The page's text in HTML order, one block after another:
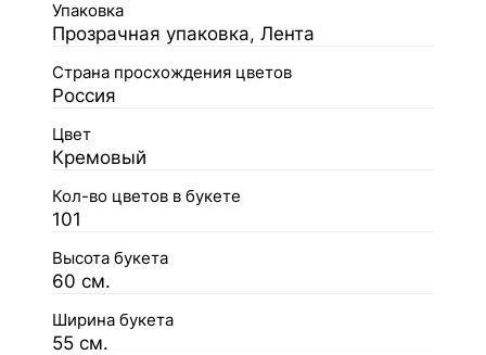
Упаковка
Прозрачная упаковка, Лента
Страна просхождения цветов
Россия
Цвет
Кремовый
Кол-во цветов в букете
101
Высота букета
60 см.
Ширина букета
55 см.